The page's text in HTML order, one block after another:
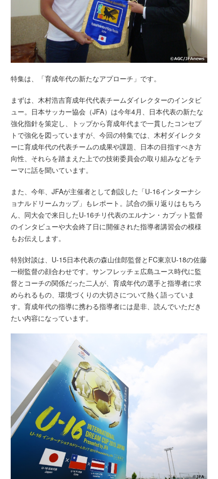
特集は、「育成年代の新たなアプローチ」です。
まずは、木村浩吉育成年代代表チームダイレクターのインタビ
ュー。日本サッカー協会（JFA）は今年4月、日本代表の新たな
強化指針を策定し、トップから育成年代まで一貫したコンセプ
トで強化を図っていますが、今回の特集では、木村ダイレクタ
ーに育成年代の代表チームの成果や課題、日本の目指すべき方
向性、それらを踏まえた上での技術委員会の取り組みなどをテ
ーマに話を聞いています。
また、今年、JFAが主催者として創設した「U-16インターナシ
ョナルドリームカップ」もレポート。試合の振り返りはもちろ
ん、同大会で来日したU-16チリ代表のエルナン・カプット監督
のインタビューや大会終了日に開催された指導者講習会の模様
もお伝えします。
特別対談は、U-15日本代表の森山佳郎監督とFC東京U-18の佐藤
一樹監督の顔合わせです。サンフレッチェ広島ユース時代に監
督とコーチの関係だった二人が、育成年代の選手と指導者に求
められるもの、環境づくりの大切さについて熱く語っていま
す。育成年代の指導に携わる指導者には是非、読んでいただき
たい内容になっています。